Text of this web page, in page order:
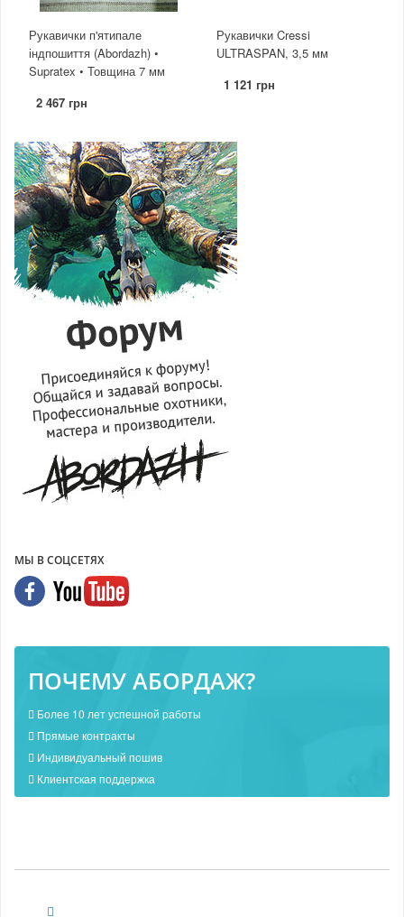
Рукавички п'ятипале
індпошиття (Abordazh) •
Supratex • Товщина 7 мм
2 467 грн
Рукавички Cressi
ULTRASPAN, 3,5 мм
1 121 грн
МЫ В СОЦСЕТЯХ
ПОЧЕМУ АБОРДАЖ?
Более 10 лет успешной работы
Прямые контракты
Индивидуальный пошив
Клиентская поддержка